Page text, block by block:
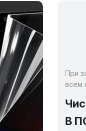
При
всем
В